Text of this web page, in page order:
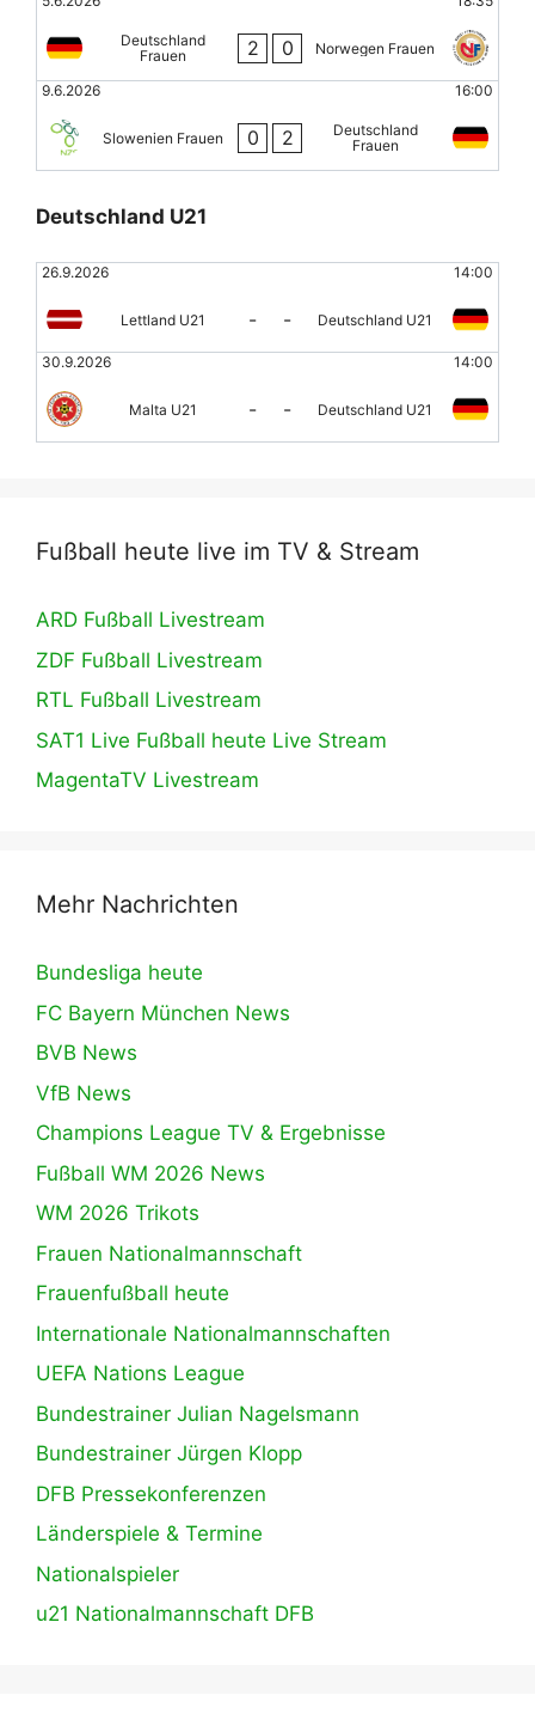
Deutschland
Frauen
2 0 Norwegen Frauen
9.6.2026 16:00
Slowenien Frauen 0 2
Deutschland
Frauen
Deutschland U21
26.9.2026 14:00
Lettland U21 - - Deutschland U21
30.9.2026 14:00
Malta U21 - - Deutschland U21
Fußball heute live im TV & Stream
ARD Fußball Livestream
ZDF Fußball Livestream
RTL Fußball Livestream
SAT1 Live Fußball heute Live Stream
MagentaTV Livestream
Mehr Nachrichten
Bundesliga heute
FC Bayern München News
BVB News
VfB News
Champions League TV & Ergebnisse
Fußball WM 2026 News
WM 2026 Trikots
Frauen Nationalmannschaft
Frauenfußball heute
Internationale Nationalmannschaften
UEFA Nations League
Bundestrainer Julian Nagelsmann
Bundestrainer Jürgen Klopp
DFB Pressekonferenzen
Länderspiele & Termine
Nationalspieler
u21 Nationalmannschaft DFB